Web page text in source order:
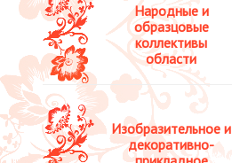
Народные и
образцовые
коллективы
области
Изобразительное и
декоративно-